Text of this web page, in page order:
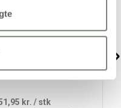
kr. / stk